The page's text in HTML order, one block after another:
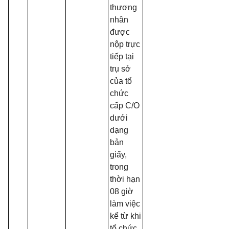
thương
nhân
được
nộp trực
tiếp tại
trụ sở
của tổ
chức
cấp C/O
dưới
dạng
bản
giấy,
trong
thời hạn
08 giờ
làm việc
kể từ khi